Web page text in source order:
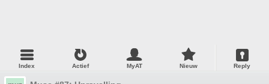
Index Actief MyAT Nieuw Reply